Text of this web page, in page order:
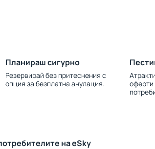
Планираш сигурно
Резервирай без притеснения с
опция за безплатна анулация.
оферти
на eSky